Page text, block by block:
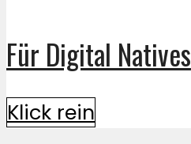
Für Digital Natives
Klick rein